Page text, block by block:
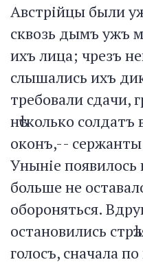
Австрійцы были
сквозь дымъ ужъ
ихъ лица; чрезъ
слышались ихъ
требовали сдачи,
нѣсколько солдатъ
оконъ,--
Уныніе появилось
больше не
обороняться.
остановились
голосъ, сначала